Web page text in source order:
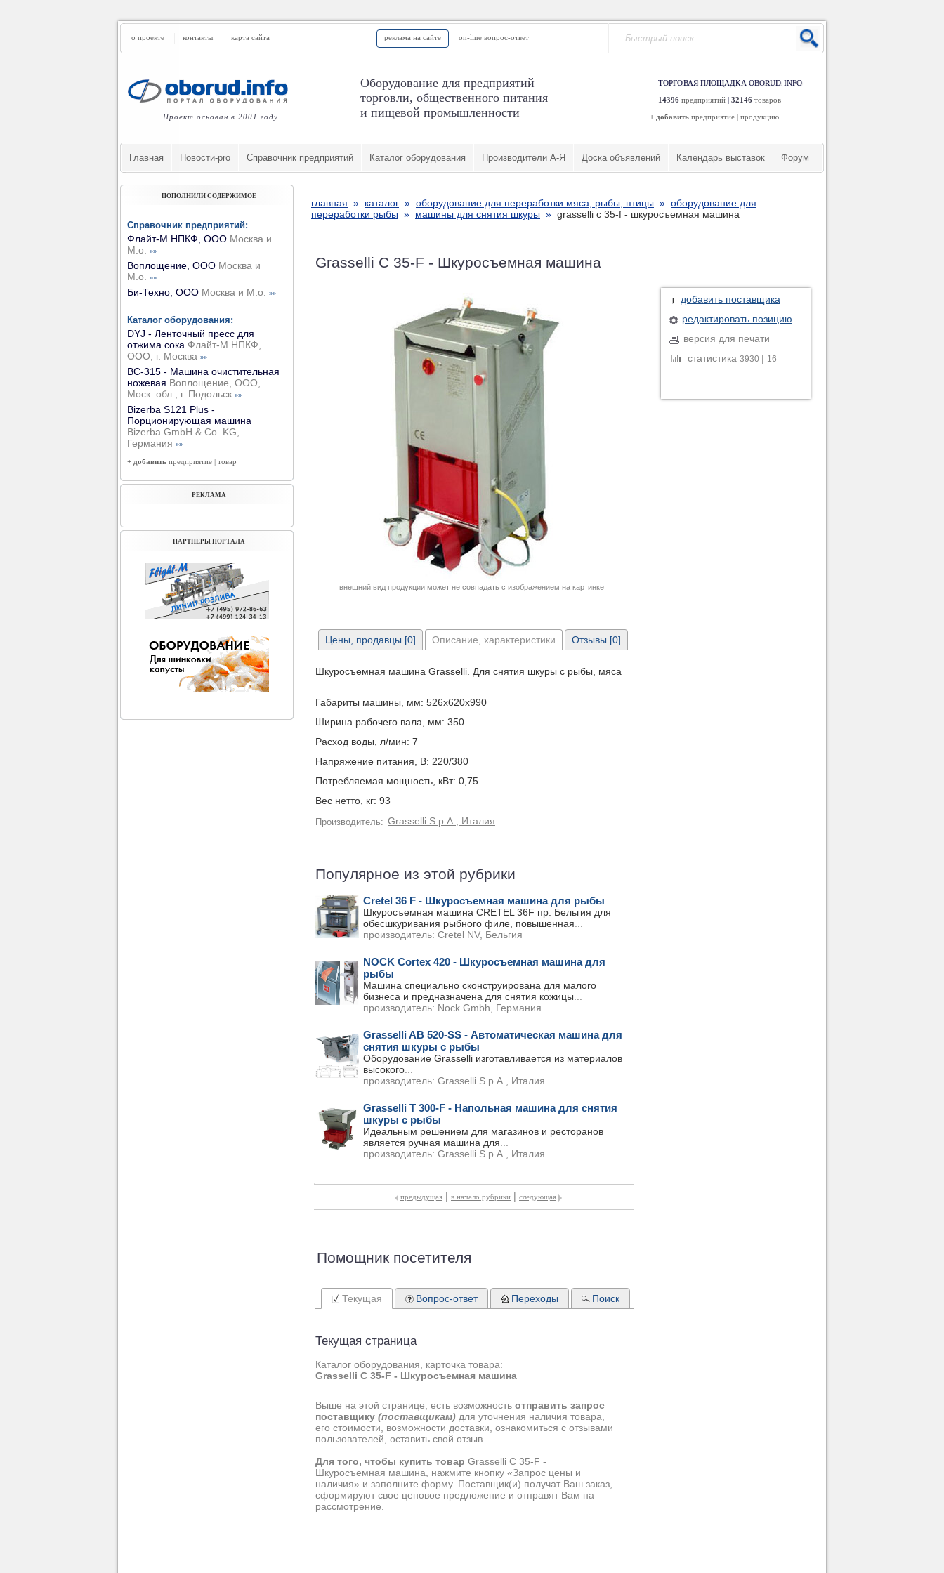
о проекте контакты карта сайта реклама на сайте on-line вопрос-ответ
Проект основан в 2001 году
Оборудование для предприятий
торговли, общественного питания
и пищевой промышленности
ТОРГОВАЯ ПЛОЩАДКА OBORUD.INFO
14396 предприятий | 32146 товаров
+ добавить предприятие | продукцию
Главная Новости-pro Cправочник предприятий Каталог оборудования Производители А-Я Доска объявлений Календарь выставок Форум
главная » каталог » оборудование для переработки мяса, рыбы, птицы » оборудование для
переработки рыбы » машины для снятия шкуры » grasselli с 35-f - шкуросъемная машина
Grasselli С 35-F - Шкуросъемная машина
внешний вид продукции может не совпадать с изображением на картинке
Цены, продавцы [0] Описание, характеристики
Шкуросъемная машина Grasselli. Для снятия шкуры с рыбы, мяса
Габариты машины, мм: 526х620х990
Ширина рабочего вала, мм: 350
Расход воды, л/мин: 7
Напряжение питания, В: 220/380
Потребляемая мощность, кВт: 0,75
Вес нетто, кг: 93
Производитель: Grasselli S.p.A., Италия
Отзывы [0]
Популярное из этой рубрики
Cretel 36 F - Шкуросъемная машина для рыбы
Шкуросъемная машина СRETEL 36F пр. Бельгия для
обесшкуривания рыбного филе, повышенная
производитель: Cretel NV, Бельгия
NOCK Cortex 420 - Шкуросъемная машина для
рыбы
Машина специально сконструирована для малого
бизнеса и предназначена для снятия кожицы
производитель: Nock Gmbh, Германия
Grasselli AB 520-SS - Автоматическая машина для
снятия шкуры с рыбы
Оборудование Grasselli изготавливается из материалов
высокого
производитель: Grasselli S.p.A., Италия
Grasselli T 300-F - Напольная машина для снятия
шкуры c рыбы
Идеальным решением для магазинов и ресторанов
является ручная машина для
производитель: Grasselli S.p.A., Италия
предыдущая | в начало рубрики | следующая
Помощник посетителя
Текущая
Текущая страница
Каталог оборудования, карточка товара:
Grasselli С 35-F - Шкуросъемная машина
Выше на этой странице, есть возможность отправить запрос
поставщику (поставщикам) для уточнения наличия товара,
его стоимости, возможности доставки, ознакомиться с отзывами
пользователей, оставить свой отзыв.
Для того, чтобы купить товар Grasselli С 35-F -
Шкуросъемная машина, нажмите кнопку «Запрос цены и
наличия» и заполните форму. Поставщик(и) получат Ваш заказ,
сформируют свое ценовое предложение и отправят Вам на
рассмотрение.
Вопрос-ответ Переходы Поиск
добавить поставщика
редактировать позицию
версия для печати
статистика 3930 | 16
ПОПОЛНИЛИ СОДЕРЖИМОЕ
Справочник предприятий:
Флайт-М НПКФ, ООО Москва и
М.о.
»»
Воплощение, ООО Москва и
М.о.
»»
Би-Техно, ООО Москва и М.о. »»
Каталог оборудования:
DYJ - Ленточный пресс для
отжима сока Флайт-М НПКФ,
ООО, г. Москва »»
ВС-315 - Машина очистительная
ножевая Воплощение, ООО,
Моск. обл., г. Подольск »»
Bizerba S121 Plus -
Порционирующая машина
Bizerba GmbH & Co. KG,
Германия »»
+ добавить предприятие | товар
РЕКЛАМА
ПАРТНЕРЫ ПОРТАЛА